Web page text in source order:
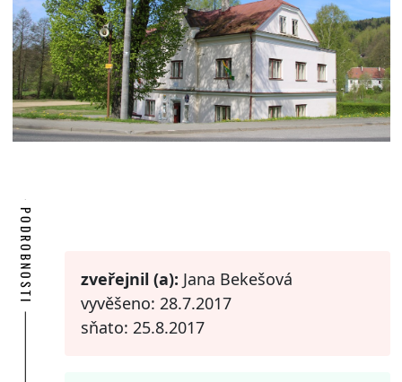
PODROBNOSTI zveřejnil (a): Jana Bekešová
vyvěšeno: 28.7.2017
sňato: 25.8.2017